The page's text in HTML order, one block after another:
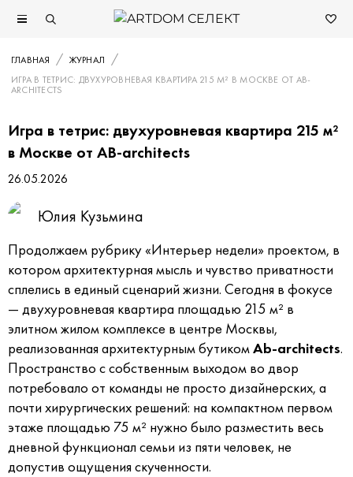
ГЛАВНАЯ
ЖУРНАЛ
ИГРА В ТЕТРИС: ДВУХУРОВНЕВАЯ КВАРТИРА 215 М² В МОСКВЕ ОТ AB-
ARCHITECTS
Игра в тетрис: двухуровневая квартира 215 м²
в Москве от AB-architects
26.05.2026
Юлия Кузьмина
Продолжаем рубрику «Интерьер недели» проектом, в
котором архитектурная мысль и чувство приватности
сплелись в единый сценарий жизни. Сегодня в фокусе
— двухуровневая квартира площадью 215 м² в
элитном жилом комплексе в центре Москвы,
реализованная архитектурным бутикомAb-architects.
Пространство с собственным выходом во двор
потребовало от команды не просто дизайнерских, а
почти хирургических решений: на компактном первом
этаже площадью 75 м² нужно было разместить весь
дневной функционал семьи из пяти человек, не
допустив ощущения скученности.